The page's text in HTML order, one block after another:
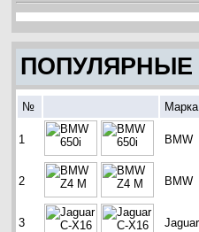
ПОПУЛЯРНЫЕ
№ Марка
1 BMW
2 BMW
3 Jaguar